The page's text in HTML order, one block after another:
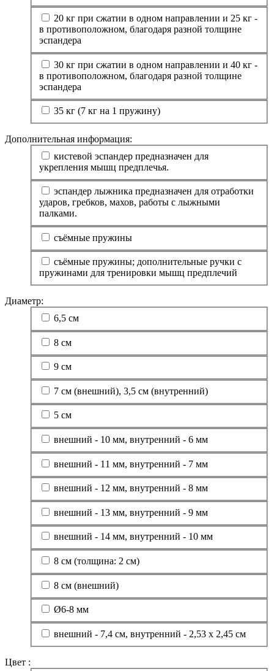
20 кг при сжатии в одном направлении и 25 кг -
в противоположном, благодаря разной толщине
эспандера
30 кг при сжатии в одном направлении и 40 кг -
в противоположном, благодаря разной толщине
эспандера
35 кг (7 кг на 1 пружину)
Дополнительная информация:
кистевой эспандер предназначен для
укрепления мышц предплечья.
эспандер лыжника предназначен для отработки
ударов, гребков, махов, работы с лыжными
палками.
съёмные пружины
съёмные пружины; дополнительные ручки с
пружинами для тренировки мышц предплечий
Диаметр:
6,5 см
8 см
9 см
7 см (внешний), 3,5 см (внутренний)
5 см
внешний - 10 мм, внутренний - 6 мм
внешний - 11 мм, внутренний - 7 мм
внешний - 12 мм, внутренний - 8 мм
внешний - 13 мм, внутренний - 9 мм
внешний - 14 мм, внутренний - 10 мм
8 см (толщина: 2 см)
8 см (внешний)
Ø6-8 мм
внешний - 7,4 см, внутренний - 2,53 x 2,45 см
Цвет :